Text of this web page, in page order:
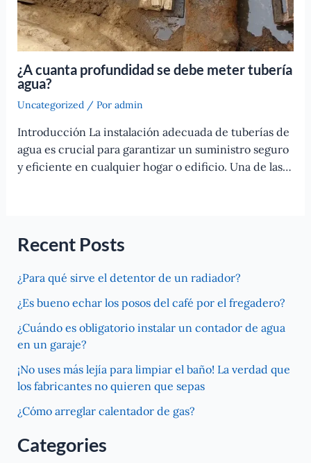
¿A cuanta profundidad se debe meter tubería
agua?
Uncategorized/ Por admin
Introducción La instalación adecuada de tuberías de
agua es crucial para garantizar un suministro seguro
y eficiente en cualquier hogar o edificio. Una de las…
Recent Posts
¿Para qué sirve el detentor de un radiador?
¿Es bueno echar los posos del café por el fregadero?
¿Cuándo es obligatorio instalar un contador de agua
en un garaje?
¡No uses más lejía para limpiar el baño! La verdad que
los fabricantes no quieren que sepas
¿Cómo arreglar calentador de gas?
Categories